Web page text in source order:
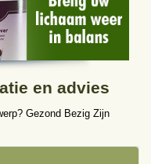
en advies
Gezond Bezig Zijn